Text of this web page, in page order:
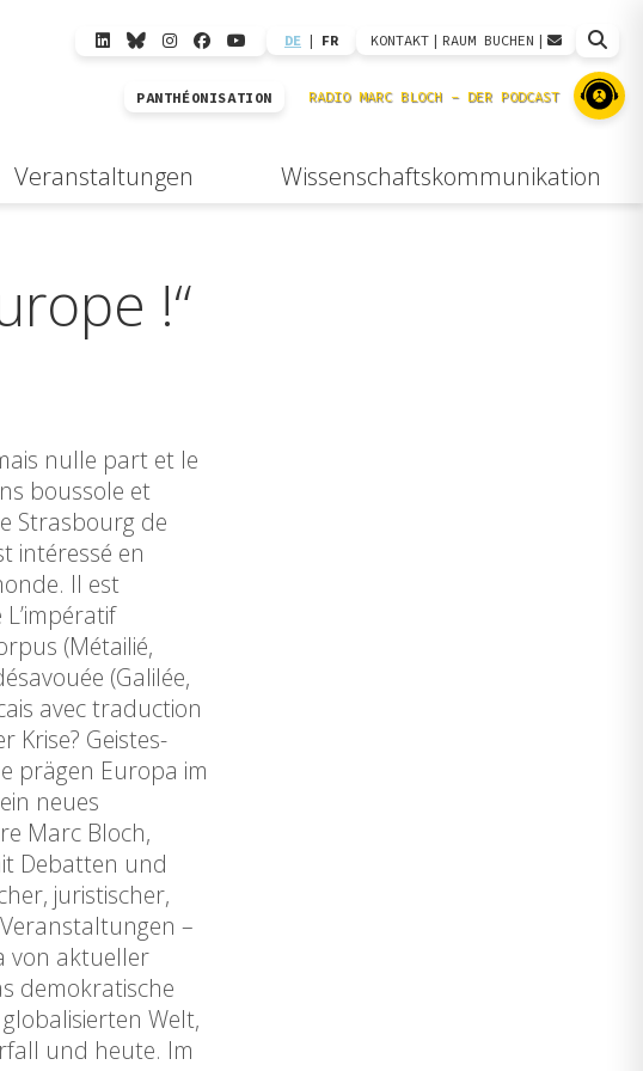
DE | FR KONTAKT | RAUM BUCHEN |
PANTHÉONISATION
Veranstaltungen Wissenschaftskommunikation
!“
nulle part et le
boussole et
Strasbourg de
intéressé en
Il est
(Métailié,
(Galilée,
avec traduction
Krise? Geistes-
prägen Europa im
neues
Marc Bloch,
Debatten und
juristischer,
–
von aktueller
demokratische
Welt,
und heute. Im